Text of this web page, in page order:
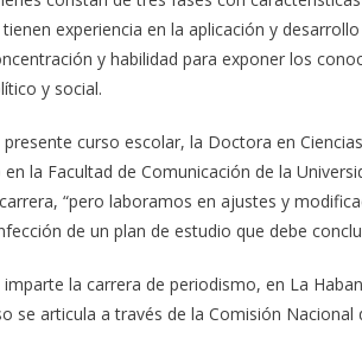
experiencia en la aplicación y
y habilidad para exponer los
y social.
presente curso escolar, la Doctora en
la Facultad de Comunicación de la
“pero laboramos en ajustes y
de un plan de estudio que debe
imparte la carrera de periodismo, en La
se articula a través de la Comisión Nacional